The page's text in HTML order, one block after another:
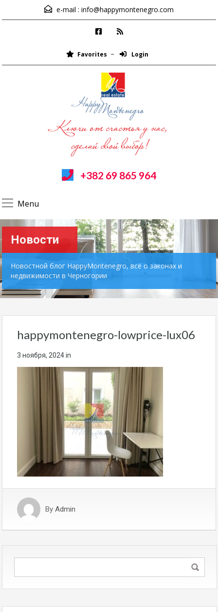
e-mail : info@happymontenegro.com
Favorites Login
+382 69 865 964
Menu
Новости
Новостной блог HappyMontenegro, всё о законах и
недвижимости в Черногории
happymontenegro-lowprice-lux06
3 ноября, 2024in
By Admin